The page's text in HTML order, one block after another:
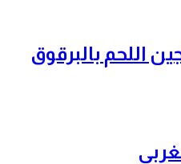
اللحم بالبرقوق